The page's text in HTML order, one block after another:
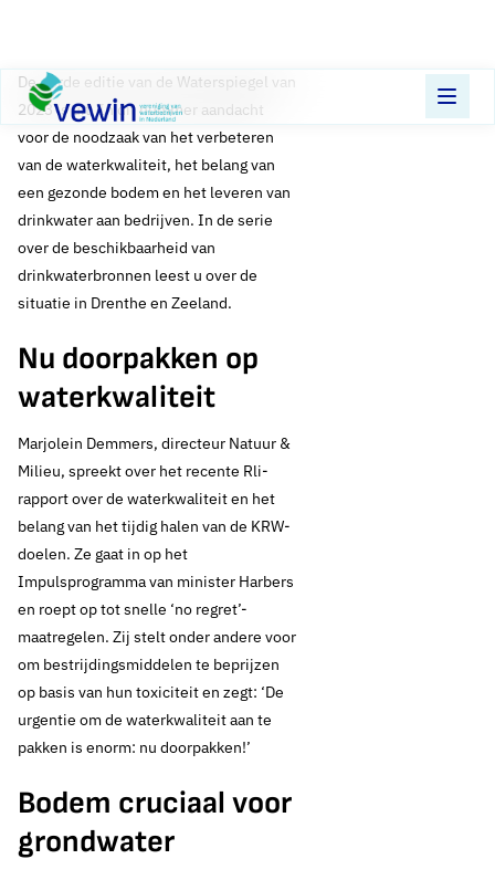
Direct naar content
Terug naar de startpagina
De derde editie van de Waterspiegel van
2023 is uit. In dit nummer aandacht
voor de noodzaak van het verbeteren
van de waterkwaliteit, het belang van
een gezonde bodem en het leveren van
drinkwater aan bedrijven. In de serie
over de beschikbaarheid van
drinkwaterbronnen leest u over de
situatie in Drenthe en Zeeland.
Nu doorpakken op
waterkwaliteit
Marjolein Demmers, directeur Natuur &
Milieu, spreekt over het recente Rli-
rapport over de waterkwaliteit en het
belang van het tijdig halen van de KRW-
doelen. Ze gaat in op het
Impulsprogramma van minister Harbers
en roept op tot snelle ‘no regret’-
maatregelen. Zij stelt onder andere voor
om bestrijdingsmiddelen te beprijzen
op basis van hun toxiciteit en zegt: ‘De
urgentie om de waterkwaliteit aan te
pakken is enorm: nu doorpakken!’
Bodem cruciaal voor
grondwater